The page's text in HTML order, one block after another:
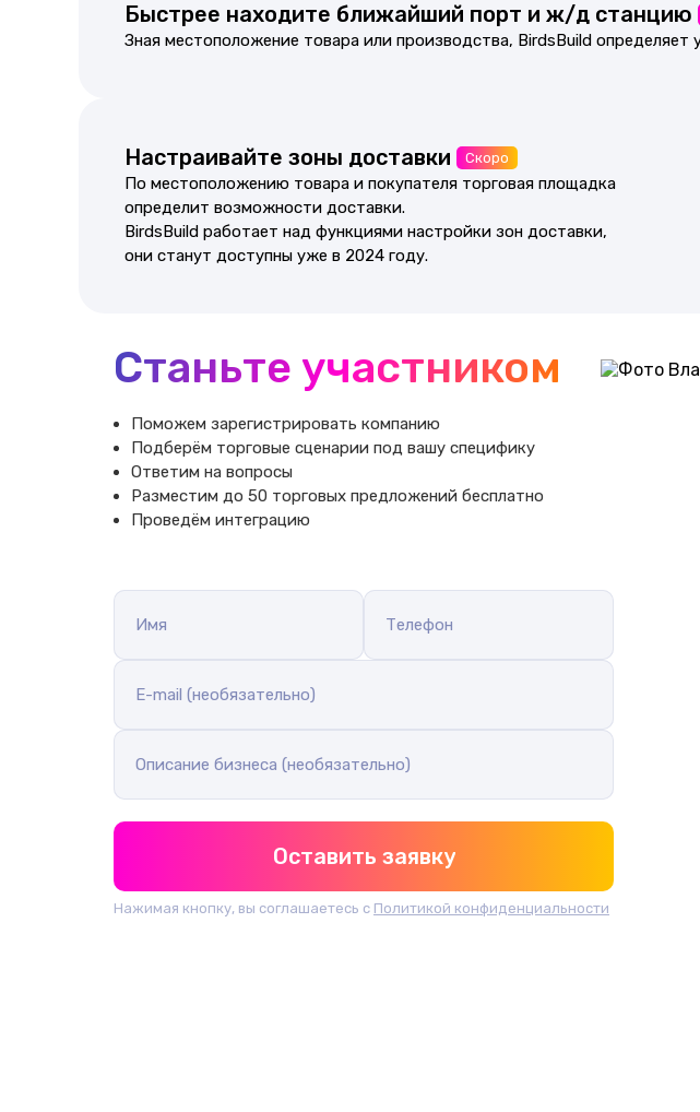
Быстрее находите ближайший порт и ж/д станцию
Зная местоположение товара или производства, BirdsBuild
Настраивайте зоны доставки Скоро
По местоположению товара и покупателя торговая площадка
определит возможности доставки.
BirdsBuild работает над функциями настройки зон доставки,
они станут доступны уже в 2024 году.
Станьте участником
Поможем зарегистрировать компанию
Подберём торговые сценарии под вашу специфику
Ответим на вопросы
Разместим до 50 торговых предложений бесплатно
Проведём интеграцию
Имя Телефон
E-mail (необязательно)
Описание бизнеса (необязательно)
Оставить заявку
Нажимая кнопку, вы соглашаетесь с Политикой конфиденциальности